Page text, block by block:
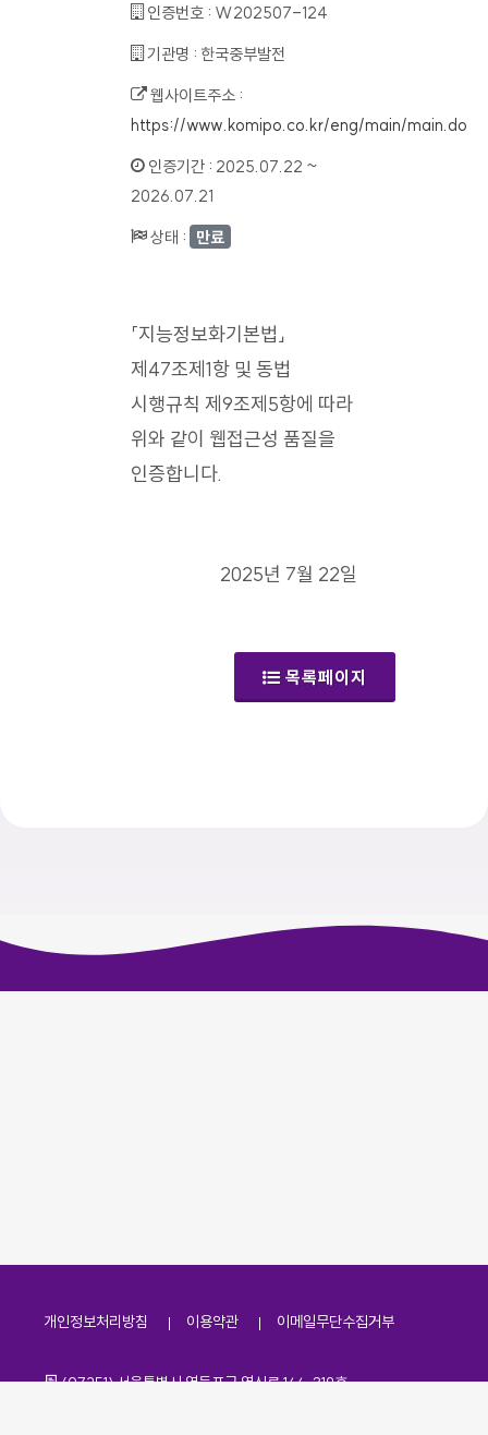
인증번호 : W202507-124
기관명 : 한국중부발전
웹사이트주소 :
https://www.komipo.co.kr/eng/main/main.do
인증기간 : 2025.07.22 ~
2026.07.21
상태 : 만료
「지능정보화기본법」
제47조제1항 및 동법
시행규칙 제9조제5항에 따라
위와 같이 웹접근성 품질을
인증합니다.
2025년 7월 22일
목록페이지
개인정보처리방침 이용약관 이메일무단수집거부
주소
(07251) 서울특별시 영등포구 영신로 166, 319호